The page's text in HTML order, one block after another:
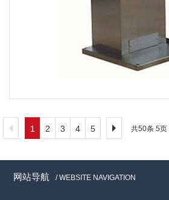
1 2 3 4 5 共50条 5页
网站导航 / WEBSITE NAVIGATION